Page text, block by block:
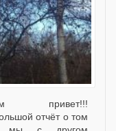
отчёт о том